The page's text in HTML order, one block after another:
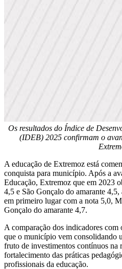
Os resultados do Índice de
(IDEB) 2025 confirmam o
A educação de Extremoz está
conquista para município. Após a
Educação, Extremoz que em 2023
4,5 e São Gonçalo do amarante
em primeiro lugar com a nota 5,0,
Gonçalo do amarante 4,7.
A comparação dos indicadores com
que o município vem consolidando
fruto de investimentos contínuos na
fortalecimento das práticas
profissionais da educação.